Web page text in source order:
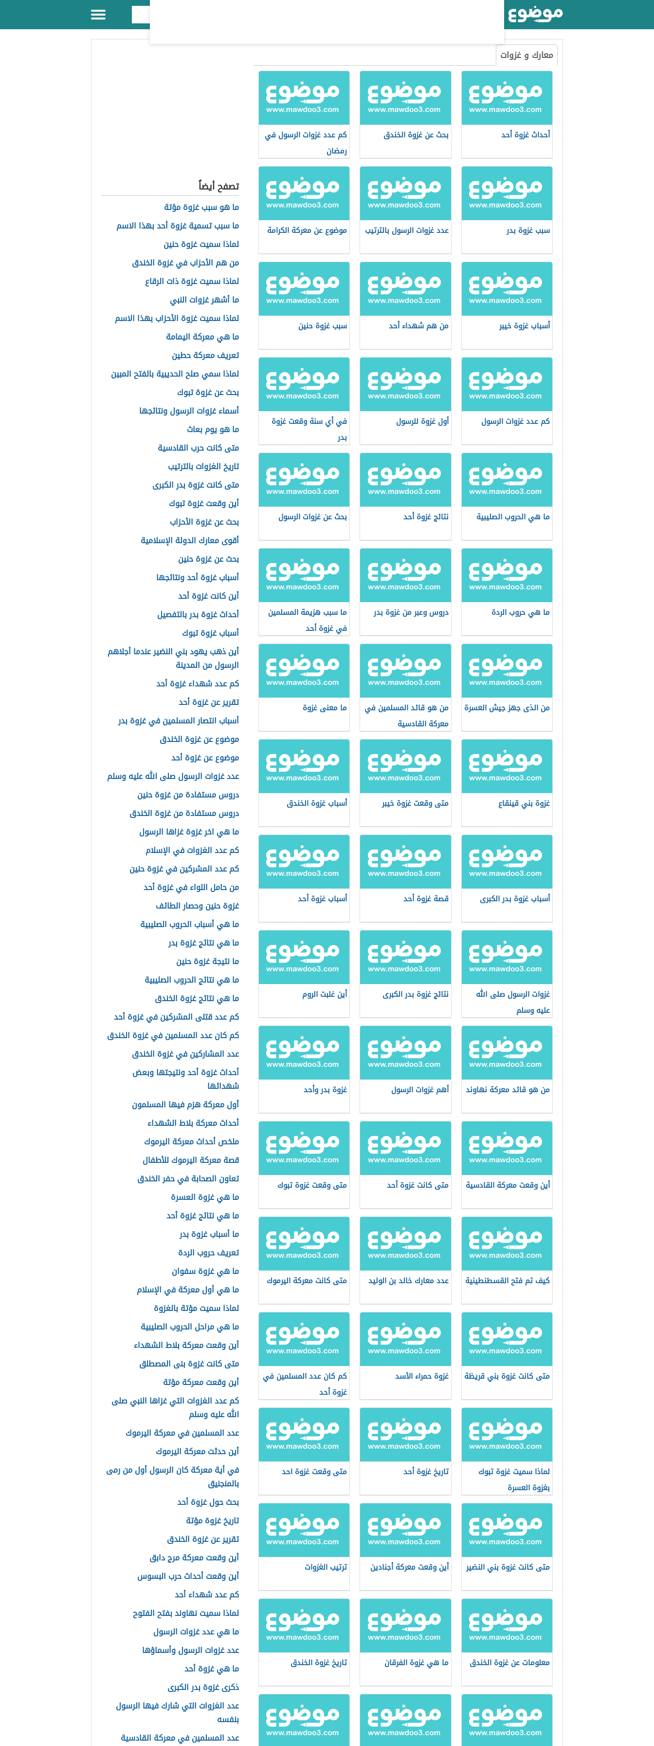
معارك و غزوات
أحداث غزوة أحد بحث عن غزوة الخندق
كم عدد غزوات الرسول في
رمضان
سبب غزوة بدر عدد غزوات الرسول بالترتيب موضوع عن معركة الكرامة
أسباب غزوة خيبر من هم شهداء أحد سبب غزوة حنين
كم عدد غزوات الرسول أول غزوة للرسول
في أي سنة وقعت غزوة
بدر
ما هي الحروب الصليبية نتائج غزوة أحد بحث عن غزوات الرسول
ما هي حروب الردة دروس وعبر من غزوة بدر
ما سبب هزيمة المسلمين
في غزوة أحد
من الذى جهز جيش العسرة
من هو قائد المسلمين في
معركة القادسية
ما معنى غزوة
غزوة بني قينقاع متى وقعت غزوة خيبر أسباب غزوة الخندق
أسباب غزوة بدر الكبرى قصة غزوة أحد أسباب غزوة أحد
غزوات الرسول صلى الله
عليه وسلم
نتائج غزوة بدر الكبرى أين غلبت الروم
من هو قائد معركة نهاوند أهم غزوات الرسول غزوة بدر وأحد
أين وقعت معركة القادسية متى كانت غزوة أحد متى وقعت غزوة تبوك
كيف تم فتح القسطنطينية عدد معارك خالد بن الوليد متى كانت معركة اليرموك
متى كانت غزوة بني قريظة غزوة حمراء الأسد
كم كان عدد المسلمين في
غزوة أحد
لماذا سميت غزوة تبوك
بغزوة العسرة
تاريخ غزوة أحد متى وقعت غزوة احد
متى كانت غزوة بني النضير أين وقعت معركة أجنادين ترتيب الغزوات
معلومات عن غزوة الخندق ما هي غزوة الفرقان تاريخ غزوة الخندق
تصفح أيضاً
ما هو سبب غزوة مؤتة
ما سبب تسمية غزوة أحد بهذا الاسم
لماذا سميت غزوة حنين
من هم الأحزاب في غزوة الخندق
لماذا سميت غزوة ذات الرقاع
ما أشهر غزوات النبي
لماذا سميت غزوة الأحزاب بهذا الاسم
ما هي معركة اليمامة
تعريف معركة حطين
لماذا سمي صلح الحديبية بالفتح المبين
بحث عن غزوة تبوك
أسماء غزوات الرسول ونتائجها
ما هو يوم بعاث
متى كانت حرب القادسية
تاريخ الغزوات بالترتيب
متى كانت غزوة بدر الكبرى
أين وقعت غزوة تبوك
بحث عن غزوة الأحزاب
أقوى معارك الدولة الإسلامية
بحث عن غزوة حنين
أسباب غزوة أحد ونتائجها
أين كانت غزوة أحد
أحداث غزوة بدر بالتفصيل
أسباب غزوة تبوك
أين ذهب يهود بني النضير عندما أجلاهم
الرسول من المدينة
كم عدد شهداء غزوة أحد
تقرير عن غزوة أحد
أسباب انتصار المسلمين في غزوة بدر
موضوع عن غزوة الخندق
موضوع عن غزوة أحد
عدد غزوات الرسول صلى الله عليه وسلم
دروس مستفادة من غزوة حنين
دروس مستفادة من غزوة الخندق
ما هي اخر غزوة غزاها الرسول
كم عدد الغزوات في الإسلام
كم عدد المشركين في غزوة حنين
من حامل اللواء في غزوة أحد
غزوة حنين وحصار الطائف
ما هي أسباب الحروب الصليبية
ما هي نتائج غزوة بدر
ما نتيجة غزوة حنين
ما هي نتائج الحروب الصليبية
ما هي نتائج غزوة الخندق
كم عدد قتلى المشركين في غزوة أحد
كم كان عدد المسلمين في غزوة الخندق
عدد المشاركين في غزوة الخندق
أحداث غزوة أحد ونتيجتها وبعض
شهدائها
أول معركة هزم فيها المسلمون
أحداث معركة بلاط الشهداء
ملخص أحداث معركة اليرموك
قصة معركة اليرموك للأطفال
تعاون الصحابة في حفر الخندق
ما هي غزوة العسرة
ما هي نتائج غزوة أحد
ما أسباب غزوة بدر
تعريف حروب الردة
ما هي غزوة سفوان
ما هي أول معركة في الإسلام
لماذا سميت مؤتة بالغزوة
ما هي مراحل الحروب الصليبية
أين وقعت معركة بلاط الشهداء
متى كانت غزوة بنى المصطلق
أين وقعت معركة مؤتة
كم عدد الغزوات التي غزاها النبي صلى
الله عليه وسلم
عدد المسلمين في معركة اليرموك
أين حدثت معركة اليرموك
في أية معركة كان الرسول أول من رمى
بالمنجنيق
بحث حول غزوة أحد
تاريخ غزوة مؤتة
تقرير عن غزوة الخندق
أين وقعت معركة مرج دابق
أين وقعت أحداث حرب البسوس
كم عدد شهداء أحد
لماذا سميت نهاوند بفتح الفتوح
ما هي عدد غزوات الرسول
عدد غزوات الرسول وأسماؤها
ما هي غزوة أحد
ذكرى غزوة بدر الكبرى
عدد الغزوات التي شارك فيها الرسول
بنفسه
عدد المسلمين في معركة القادسية